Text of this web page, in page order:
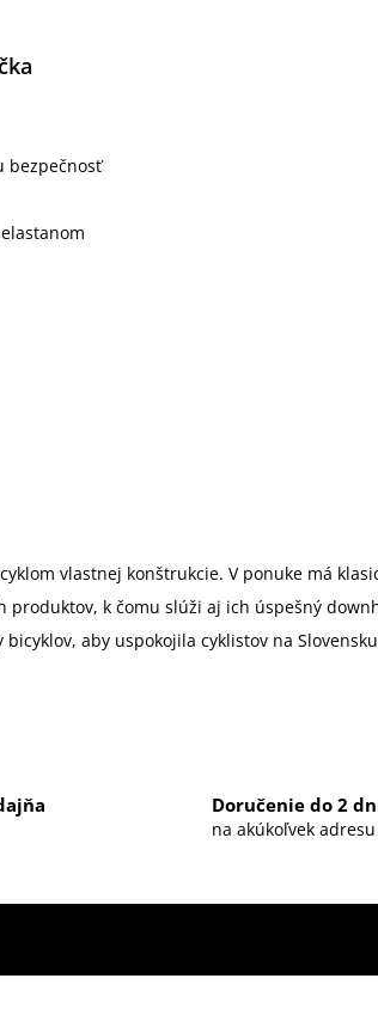
bezpečnosť
vlastnej konštrukcie. V ponuke má
k čomu slúži aj ich úspešný
aby uspokojila cyklistov na
Doručenie do 2
na akúkoľvek adresu